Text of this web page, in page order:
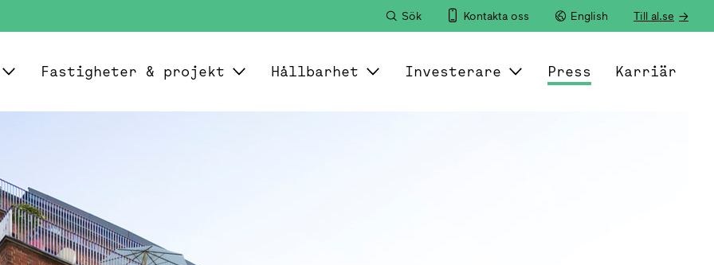
Sök Kontakta oss English Till al.se
Fastigheter & projekt Hållbarhet Investerare Press Karriär